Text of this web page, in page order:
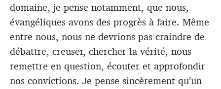
domaine, je pense notamment, que nous,
évangéliques avons des progrès à faire. Même
entre nous, nous ne devrions pas craindre de
débattre, creuser, chercher la vérité, nous
remettre en question, écouter et approfondir
nos convictions. Je pense sincèrement qu’un